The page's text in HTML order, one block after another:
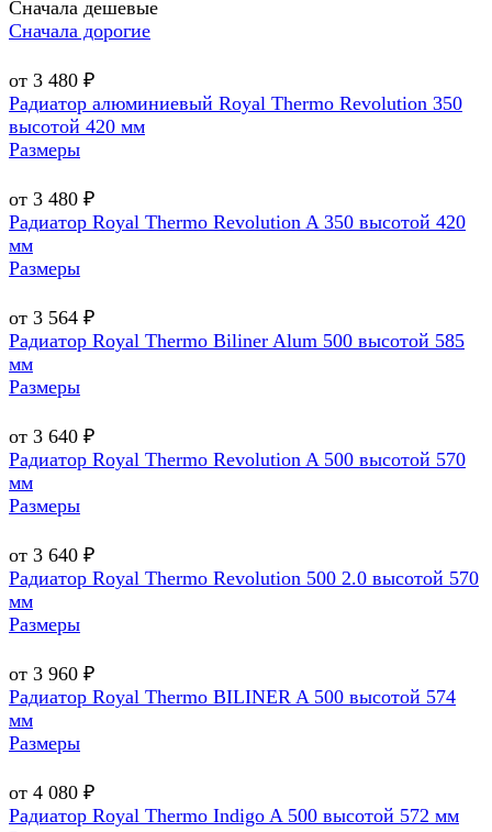
Сначала дешевые
Сначала дорогие
от 3 480 ₽
Радиатор алюминиевый Royal Thermo Revolution 350
высотой 420 мм
Размеры
от 3 480 ₽
Радиатор Royal Thermo Revolution A 350 высотой 420
мм
Размеры
от 3 564 ₽
Радиатор Royal Thermo Biliner Alum 500 высотой 585
мм
Размеры
от 3 640 ₽
Радиатор Royal Thermo Revolution A 500 высотой 570
мм
Размеры
от 3 640 ₽
Радиатор Royal Thermo Revolution 500 2.0 высотой 570
мм
Размеры
от 3 960 ₽
Радиатор Royal Thermo BILINER A 500 высотой 574
мм
Размеры
от 4 080 ₽
Радиатор Royal Thermo Indigo A 500 высотой 572 мм